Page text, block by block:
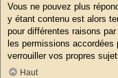
Vous ne pouvez plus
y étant contenu est alors
pour différentes raisons
les permissions accordées
verrouiller vos propres
Haut